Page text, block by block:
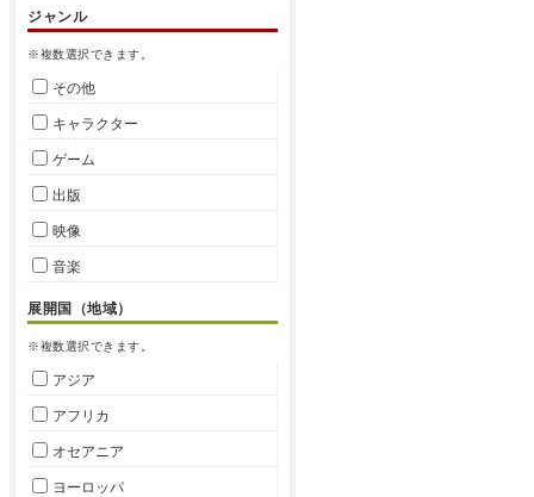
ジャンル
※複数選択できます。
その他
キャラクター
ゲーム
出版
映像
音楽
展開国（地域）
※複数選択できます。
アジア
アフリカ
オセアニア
ヨーロッパ